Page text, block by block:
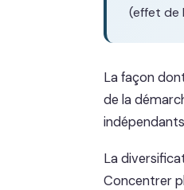
(effet de
La façon
de la
La
Concentrer